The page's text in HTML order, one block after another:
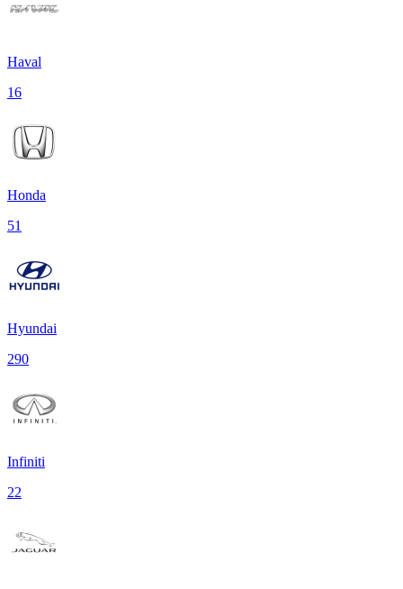
Haval
16
Honda
51
Hyundai
290
Infiniti
22